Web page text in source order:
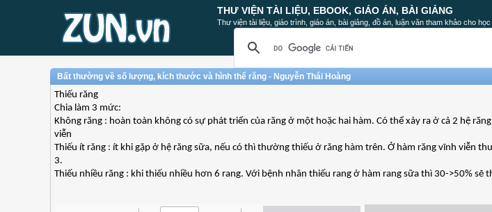
THƯ VIỆN TÀI LIỆU, EBOOK, GIÁO ÁN, BÀI GIẢNG
Thư viện tài liệu, giáo trình, giáo án, bài giảng, đồ án, luận văn tham khảo cho
Bất thường về số lượng, kích thước và hình thể răng - Nguyễn Thái Hoàng
Thiếu răng
Chia làm 3 mức:
Không răng : hoàn toàn không có sự phát triển của răng ở một hoặc hai hàm. Có thể xảy ra ở cả 2 hệ
viễn
Thiếu ít răng : ít khi gặp ở hệ răng sữa, nếu có thì thường thiếu ở răng hàm trên. Ở hàm răng vĩnh viễn
3.
Thiếu nhiều răng : khi thiếu nhiều hơn 6 rang. Với bệnh nhân thiếu rang ở hàm rang sữa thì 30->50% sẽ